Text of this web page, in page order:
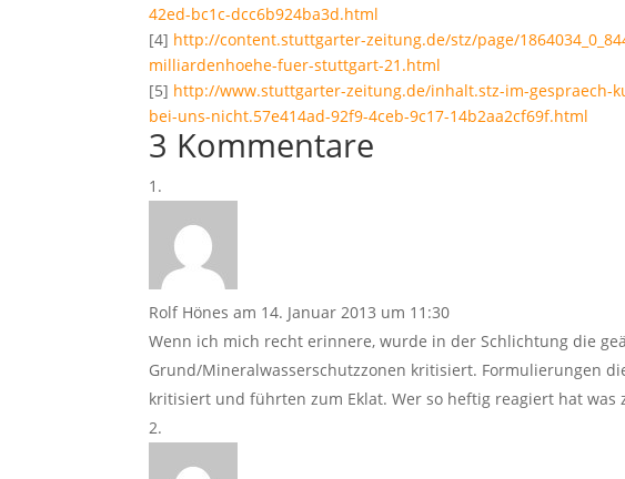
42ed-bc1c-dcc6b924ba3d.html
[4] http://content.stuttgarter-zeitung.de/stz/page/
milliardenhoehe-fuer-stuttgart-21.html
[5] http://www.stuttgarter-zeitung.de/inhalt.stz-im-gespraech-
bei-uns-nicht.57e414ad-92f9-4ceb-9c17-14b2aa2cf69f.html
3 Kommentare
Rolf Hönes am 14. Januar 2013 um 11:30
Wenn ich mich recht erinnere, wurde in der Schlichtung die
Grund/Mineralwasserschutzzonen kritisiert. Formulierungen
kritisiert und führten zum Eklat. Wer so heftig reagiert hat